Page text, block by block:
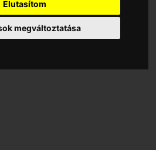
Elutasítom
megváltoztatása